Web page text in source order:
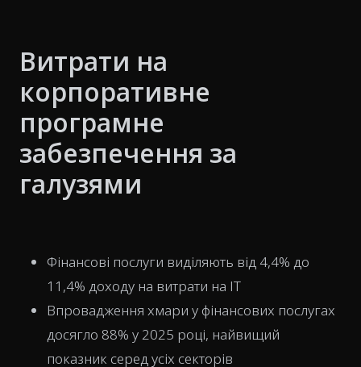
Витрати на
корпоративне
програмне
забезпечення за
галузями
Фінансові послуги виділяють від 4,4% до
11,4% доходу на витрати на ІТ
Впровадження хмари у фінансових послугах
досягло 88% у 2025 році, найвищий
показник серед усіх секторів